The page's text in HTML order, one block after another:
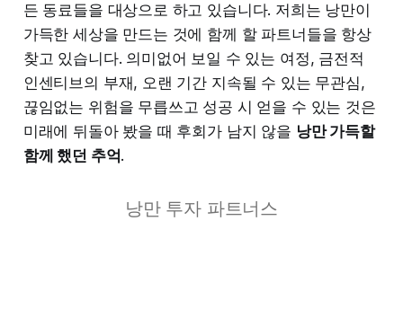
든 동료들을 대상으로 하고 있습니다. 저희는 낭만이
가득한 세상을 만드는 것에 함께 할 파트너들을 항상
찾고 있습니다. 의미없어 보일 수 있는 여정, 금전적
인센티브의 부재, 오랜 기간 지속될 수 있는 무관심,
끊임없는 위험을 무릅쓰고 성공 시 얻을 수 있는 것은
미래에 뒤돌아 봤을 때 후회가 남지 않을 낭만 가득할
함께 했던 추억.
낭만 투자 파트너스